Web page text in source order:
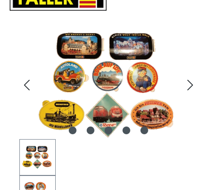
Bildergalerie überspringen